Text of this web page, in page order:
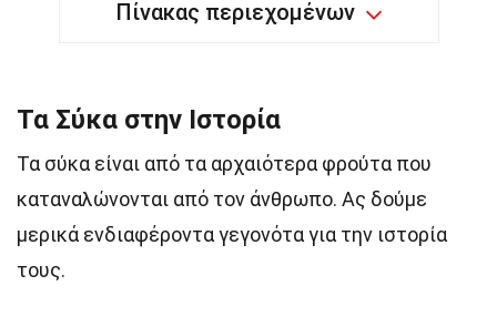
Πίνακας περιεχομένων
Τα Σύκα στην Ιστορία
Τα σύκα είναι από τα αρχαιότερα φρούτα που
καταναλώνονται από τον άνθρωπο. Ας δούμε
μερικά ενδιαφέροντα γεγονότα για την ιστορία
τους.